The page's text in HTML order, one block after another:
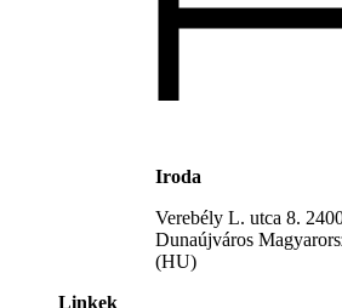
Iroda
Verebély L. utca 8.
Dunaújváros
(HU)
Linkek